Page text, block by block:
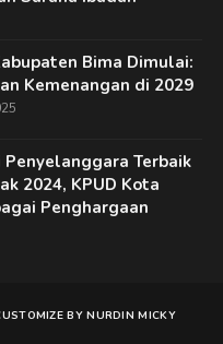
Bima Dimulai:
Kemenangan di 2029
Terbaik
2024, KPUD Kota
Penghargaan
BYNURDIN MICKY